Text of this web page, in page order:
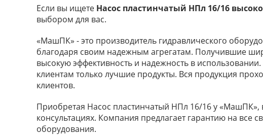
Если вы ищете Насос пластинчатый НПл 16/16
выбором для вас.
«МашПК» - это производитель гидравлического
благодаря своим надежным агрегатам. Получившие
высокую эффективность и надежность в
клиентам только лучшие продукты. Вся продукция
клиентов.
Приобретая Насос пластинчатый НПл 16/16 у «МашПК»,
консультациях. Компания предлагает гарантию на все
оборудования.